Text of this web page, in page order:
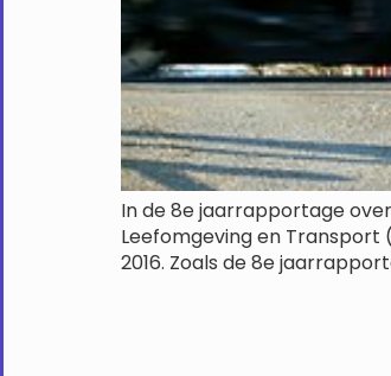
In de 8e jaarrapportage
Leefomgeving en Transport
2016. Zoals de 8e